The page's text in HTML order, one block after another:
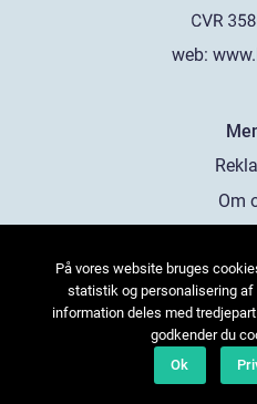
web:
Om
På vores website bruges
statistik og personalisering af
information deles med
godkender du
Ok